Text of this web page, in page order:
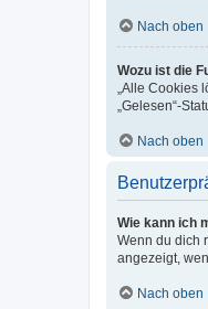
Nach oben
Wozu ist die
„Alle
„Gelesen“-
Nach oben
Wie kann ich
Wenn du dich
angezeigt,
Nach oben